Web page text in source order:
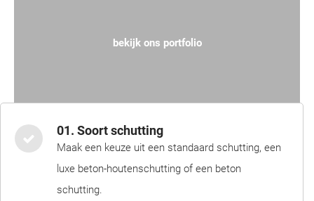
bekijk ons portfolio
01. Soort schutting
Maak een keuze uit een standaard schutting, een
luxe beton-houtenschutting of een beton
schutting.